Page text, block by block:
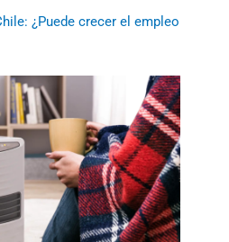
¿Puede crecer el empleo